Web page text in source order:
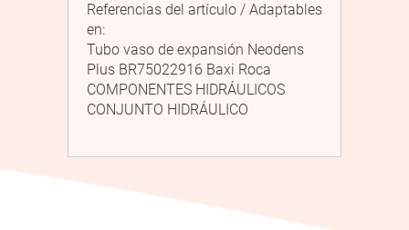
Referencias del artículo / Adaptables
en:
Tubo vaso de expansión Neodens
Plus BR75022916 Baxi Roca
COMPONENTES HIDRÁULICOS
CONJUNTO HIDRÁULICO